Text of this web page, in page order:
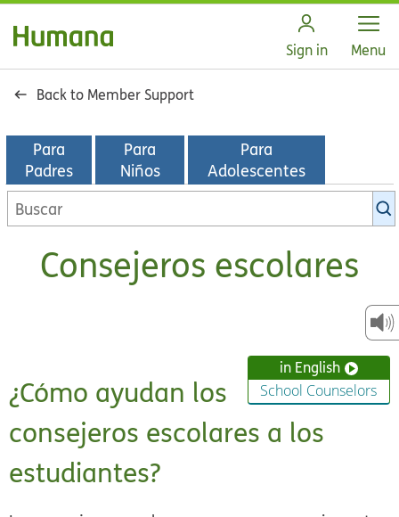
Sign in Open
Menu
Back to Member Support
Para
Padres
Para
Niños
Para
Adolescentes
Buscar
en
biblioteca
Consejeros escolares
in English
School Counselors
¿Cómo ayudan los
consejeros escolares a los
estudiantes?